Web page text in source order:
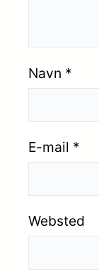
Navn *
E-mail *
Websted